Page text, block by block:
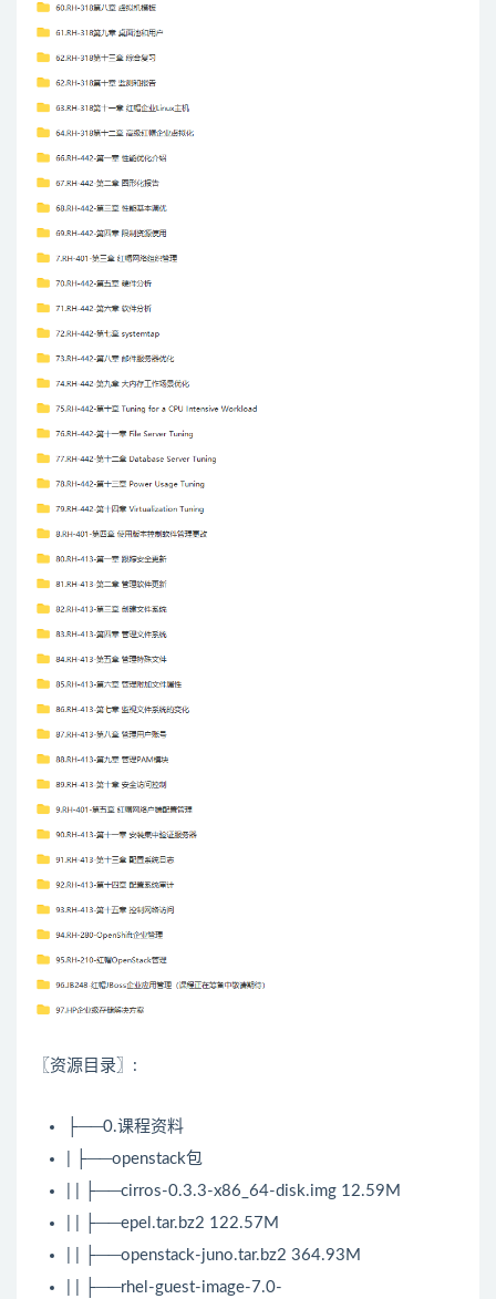
〖资源目录〗:
├──0.课程资料
| ├──openstack包
| | ├──cirros-0.3.3-x86_64-disk.img 12.59M
| | ├──epel.tar.bz2 122.57M
| | ├──openstack-juno.tar.bz2 364.93M
| | ├──rhel-guest-image-7.0-